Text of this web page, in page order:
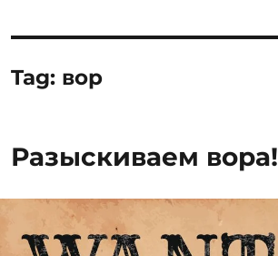
Tag: вор
Разыскиваем вора!